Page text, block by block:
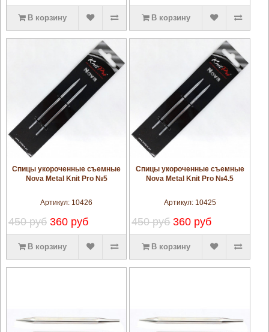
В корзину В корзину
увеличить
Спицы укороченные съемные
Nova Metal Knit Pro №5
Артикул: 10426
450 руб 360 руб
В корзину
увеличить
Спицы укороченные съемные
Nova Metal Knit Pro №4.5
Артикул: 10425
450 руб 360 руб
В корзину